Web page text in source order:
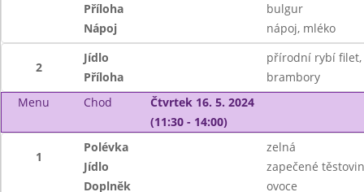
Příloha
bulgur
Nápoj
nápoj, mléko
2
Jídlo
přírodní rybí filet,
Příloha
brambory
Menu
Chod
Čtvrtek 16. 5. 2024
(11:30 - 14:00)
1
Polévka
zelná
Jídlo
zapečené
Doplněk
ovoce